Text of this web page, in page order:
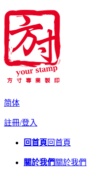
简体
註冊/登入
回首頁回首頁
關於我們 關於我們